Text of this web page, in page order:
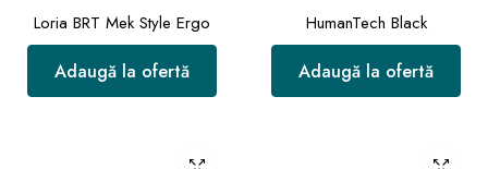
Loria BRT Mek Style Ergo
Adaugă la ofertă
HumanTech Black
Adaugă la ofertă